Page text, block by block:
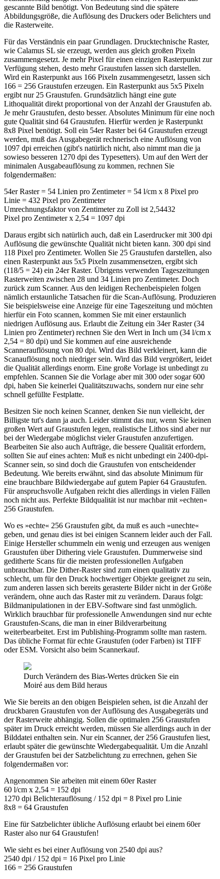
gescannte Bild benötigt. Von Bedeutung sind die spätere
Abbildungsgröße, die Auflösung des Druckers oder Belichters und
die Rasterweite.
Für das Verständnis ein paar Grundlagen. Drucktechnische Raster,
wie Calamus SL sie erzeugt, werden aus gleich großen Pixeln
zusammengesetzt. Je mehr Pixel für einen einzigen Rasterpunkt zur
Verfügung stehen, desto mehr Graustufen lassen sich darstellen.
Wird ein Rasterpunkt aus 166 Pixeln zusammengesetzt, lassen sich
166 = 256 Graustufen erzeugen. Ein Rasterpunkt aus 5x5 Pixeln
ergibt nur 25 Graustufen. Grundsätzlich hängt eine gute
Lithoqualität direkt proportional von der Anzahl der Graustufen ab.
Je mehr Graustufen, desto besser. Absolutes Minimum für eine noch
gute Qualität sind 64 Graustufen. Hierfür werden je Rasterpunkt
8x8 Pixel benötigt. Soll ein 54er Raster bei 64 Graustufen erzeugt
werden, muß das Ausgabegerät rechnerisch eine Auflösung von
1097 dpi erreichen (gibt's natürlich nicht, also nimmt man die ja
sowieso besseren 1270 dpi des Typesetters). Um auf den Wert der
minimalen Ausgabeauflösung zu kommen, rechnen Sie
folgendermaßen:
54er Raster = 54 Linien pro Zentimeter = 54 l/cm x 8 Pixel pro
Linie = 432 Pixel pro Zentimeter
Umrechnungsfaktor von Zentimeter zu Zoll ist 2,54432
Pixel pro Zentimeter x 2,54 = 1097 dpi
Daraus ergibt sich natürlich auch, daß ein Laserdrucker mit 300 dpi
Auflösung die gewünschte Qualität nicht bieten kann. 300 dpi sind
118 Pixel pro Zentimeter. Wollen Sie 25 Graustufen darstellen, also
einen Rasterpunkt aus 5x5 Pixeln zusammensetzen, ergibt sich
(118/5 = 24) ein 24er Raster. Übrigens verwenden Tageszeitungen
Rasterweiten zwischen 28 und 34 Linien pro Zentimeter. Doch
zurück zum Scanner. Aus den leidigen Rechenbeispielen folgen
nämlich erstaunliche Tatsachen für die Scan-Auflösung. Produzieren
Sie beispielsweise eine Anzeige für eine Tageszeitung und möchten
hierfür ein Foto scannen, kommen Sie mit einer erstaunlich
niedrigen Auflösung aus. Erlaubt die Zeitung ein 34er Raster (34
Linien pro Zentimeter) rechnen Sie den Wert in Inch um (34 l/cm x
2,54 = 80 dpi) und Sie kommen auf eine ausreichende
Scannerauflösung von 80 dpi. Wird das Bild verkleinert, kann die
Scanauflösung noch niedriger sein. Wird das Bild vergrößert, leidet
die Qualität allerdings enorm. Eine große Vorlage ist unbedingt zu
empfehlen. Scannen Sie die Vorlage aber mit 300 oder sogar 600
dpi, haben Sie keinerlei Qualitätszuwachs, sondern nur eine sehr
schnell gefüllte Festplatte.
Besitzen Sie noch keinen Scanner, denken Sie nun vielleicht, der
Billigste tut's dann ja auch. Leider stimmt das nur, wenn Sie keinen
großen Wert auf Graustufen legen, realistische Lithos sind aber nur
bei der Wiedergabe möglichst vieler Graustufen anzufertigen.
Bearbeiten Sie also auch Aufträge, die bessere Qualität erfordern,
sollten Sie auf eines achten: Muß es nicht unbedingt ein 2400-dpi-
Scanner sein, so sind doch die Graustufen von entscheidender
Bedeutung. Wie bereits erwähnt, sind das absolute Minimum für
eine brauchbare Bildwiedergabe auf gutem Papier 64 Graustufen.
Für anspruchsvolle Aufgaben reicht dies allerdings in vielen Fällen
noch nicht aus. Perfekte Bildqualität ist nur machbar mit »echten«
256 Graustufen.
Wo es »echte« 256 Graustufen gibt, da muß es auch »unechte«
geben, und genau dies ist bei einigen Scannern leider auch der Fall.
Einige Hersteller schummeln ein wenig und erzeugen aus wenigen
Graustufen über Dithering viele Graustufen. Dummerweise sind
geditherte Scans für die meisten professionellen Aufgaben
unbrauchbar. Die Dither-Raster sind zum einen qualitativ zu
schlecht, um für den Druck hochwertiger Objekte geeignet zu sein,
zum anderen lassen sich bereits gerasterte Bilder nicht in der Größe
verändern, ohne auch das Raster mit zu verändern. Daraus folgt:
Bildmanipulationen in der EBV-Software sind fast unmöglich.
Wirklich brauchbar für professionelle Anwendungen sind nur echte
Graustufen-Scans, die man in einer Bildverarbeitung
weiterbearbeitet. Erst im Publishing-Programm sollte man rastern.
Das übliche Format für echte Graustufen (oder Farben) ist TIFF
oder ESM. Vorsicht also beim Scannerkauf.
Durch Verändern des Bias-Wertes drücken Sie ein
Moiré aus dem Bild heraus
Wie Sie bereits an den obigen Beispielen sehen, ist die Anzahl der
druckbaren Graustufen von der Auflösung des Ausgabegeräts und
der Rasterweite abhängig. Sollen die optimalen 256 Graustufen
später im Druck erreicht werden, müssen Sie allerdings auch in der
Bilddatei enthalten sein. Nur ein Scanner, der 256 Graustufen liest,
erlaubt später die gewünschte Wiedergabequalität. Um die Anzahl
der Graustufen bei der Satzbelichtung zu errechnen, gehen Sie
folgendermaßen vor:
Angenommen Sie arbeiten mit einem 60er Raster
60 l/cm x 2,54 = 152 dpi
1270 dpi Belichterauflösung / 152 dpi = 8 Pixel pro Linie
8x8 = 64 Graustufen
Eine für Satzbelichter übliche Auflösung erlaubt bei einem 60er
Raster also nur 64 Graustufen!
Wie sieht es bei einer Auflösung von 2540 dpi aus?
2540 dpi / 152 dpi = 16 Pixel pro Linie
166 = 256 Graustufen